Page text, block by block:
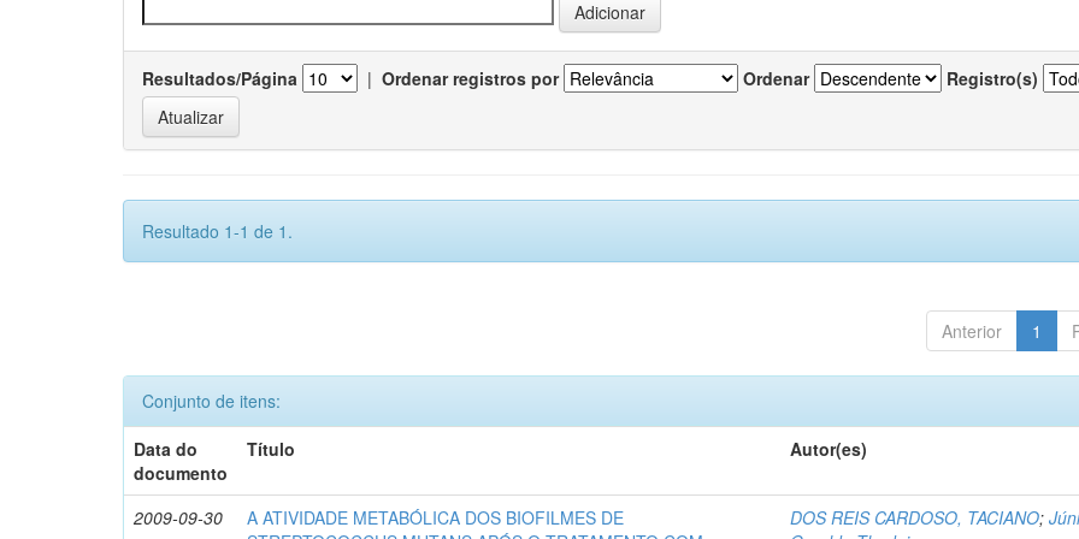
Resultados/Página | Ordenar registros por Ordenar Registro(s)
Resultado 1-1 de 1.
Anterior 1
Conjunto de itens:
Data do
documento
Título Autor(es)
2009-09-30
A ATIVIDADE METABÓLICA DOS BIOFILMES DE
DOS REIS CARDOSO, TACIANO;